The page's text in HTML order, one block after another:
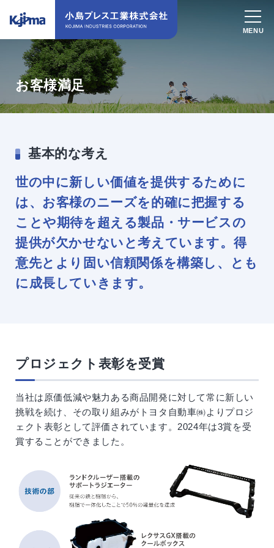
お客様満足
基本的な考え
世の中に新しい価値を提供するために
は、お客様のニーズを的確に把握する
ことや期待を超える製品・サービスの
提供が欠かせないと考えています。得
意先とより固い信頼関係を構築し、とも
に成長していきます。
プロジェクト表彰を受賞
当社は原価低減や魅力ある商品開発に対して常に新しい
挑戦を続け、その取り組みがトヨタ自動車㈱よりプロジ
ェクト表彰として評価されています。2024年は3賞を受
賞することができました。